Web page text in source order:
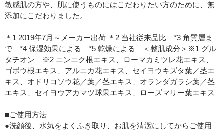
敏感肌の方や、肌に使うものにはこだわりたい方のために、無
添加にこだわりました。
＊1 2019年7月～メーカー出荷 ＊2 当社従来品比 *3 角質層ま
で *4 保湿効果による *5 乾燥による ＜整肌成分＞※1 グル
タチオン ※2 ニンニク根エキス、ローマカミツレ花エキス、
ゴボウ根エキス、アルニカ花エキス、セイヨウキズタ葉／茎エ
キス、オドリコソウ花／葉／茎エキス、オランダガラシ葉／茎
エキス、セイヨウアカマツ球果エキス、ローズマリー葉エキス
■ご使用方法
●洗顔後、水気をよくふき取り、お肌を清潔にしてからご使用